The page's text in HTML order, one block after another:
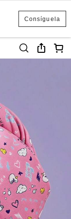
Consíguela